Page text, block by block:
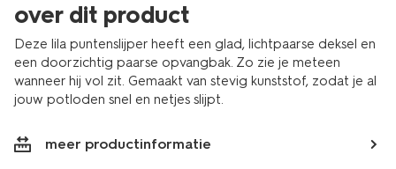
over dit product
Deze lila puntenslijper heeft een glad, lichtpaarse deksel en
een doorzichtig paarse opvangbak. Zo zie je meteen
wanneer hij vol zit. Gemaakt van stevig kunststof, zodat je al
jouw potloden snel en netjes slijpt.
meer productinformatie